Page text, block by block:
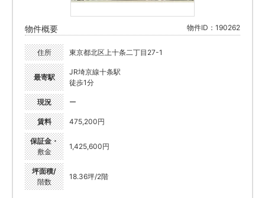
物件概要 物件ID：190262
住所 東京都北区上十条二丁目27-1
最寄駅
JR埼京線十条駅
徒歩1分
現況 ー
賃料 475,200円
保証金・
敷金
1,425,600円
坪面積/
階数
18.36坪/2階